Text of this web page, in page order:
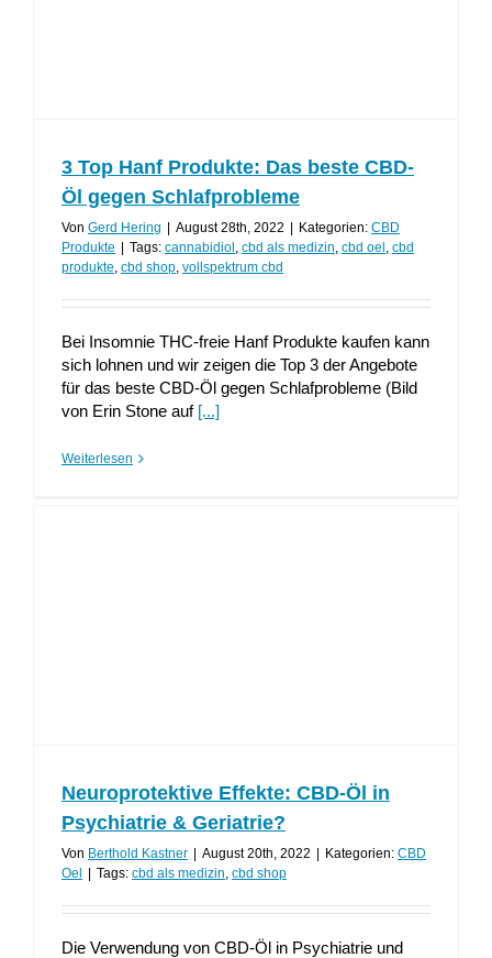
3 Top Hanf Produkte: Das beste CBD-
Öl gegen Schlafprobleme
Von Gerd Hering | August 28th, 2022 | Kategorien: CBD
Produkte | Tags: cannabidiol, cbd als medizin, cbd oel, cbd
produkte, cbd shop, vollspektrum cbd
Bei Insomnie THC-freie Hanf Produkte kaufen kann
sich lohnen und wir zeigen die Top 3 der Angebote
für das beste CBD-Öl gegen Schlafprobleme (Bild
von Erin Stone auf [...]
Weiterlesen
Neuroprotektive Effekte: CBD-Öl in
Psychiatrie & Geriatrie?
Von Berthold Kastner August 20th, 2022 Kategorien: CBD
Oel
Tags: cbd als medizin, cbd shop
Die Verwendung von CBD-Öl in Psychiatrie und